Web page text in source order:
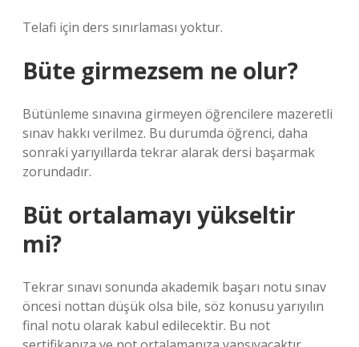
Telafi için ders sınırlaması yoktur.
Büte girmezsem ne olur?
Bütünleme sınavına girmeyen öğrencilere mazeretli
sınav hakkı verilmez. Bu durumda öğrenci, daha
sonraki yarıyıllarda tekrar alarak dersi başarmak
zorundadır.
Büt ortalamayı yükseltir
mi?
Tekrar sınavı sonunda akademik başarı notu sınav
öncesi nottan düşük olsa bile, söz konusu yarıyılın
final notu olarak kabul edilecektir. Bu not